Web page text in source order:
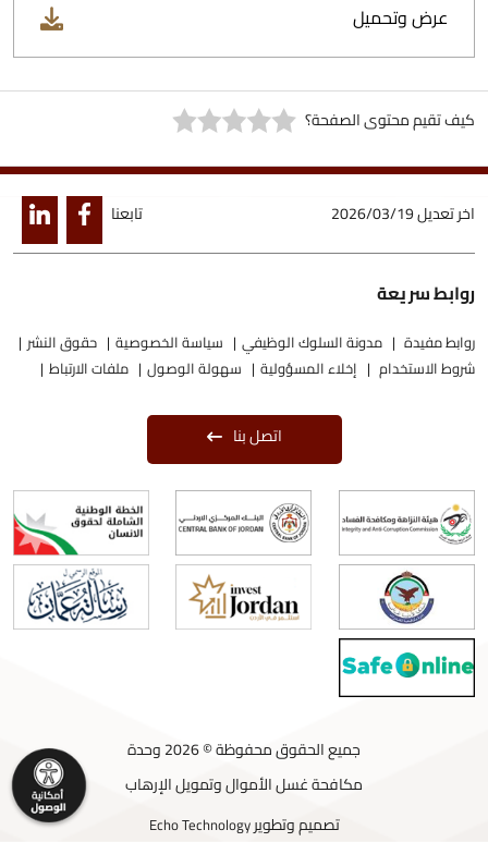
عرض وتحميل
كيف تقيم محتوى الصفحة؟
اخر تعديل2026/03/19 تابعنا
روابط سريعة
روابط مفيدة مدونة السلوك الوظيفي سياسة الخصوصية
حقوق النشر
شروط الاستخدام
إخلاء المسؤولية سهولة الوصول ملفات الارتباط
اتصل بنا
جميع الحقوق محفوظة © 2026 وحدة
مكافحة غسل الأموال وتمويل الإرهاب
تصميم وتطويرEcho Technology